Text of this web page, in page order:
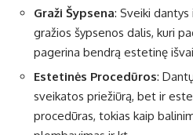
Graži Šypsena: Sveiki
gražios šypsenos dalis, kuri
pagerina bendrą estetinę
Estetinės Procedūros:
sveikatos priežiūrą, bet ir
procedūras, tokias kaip